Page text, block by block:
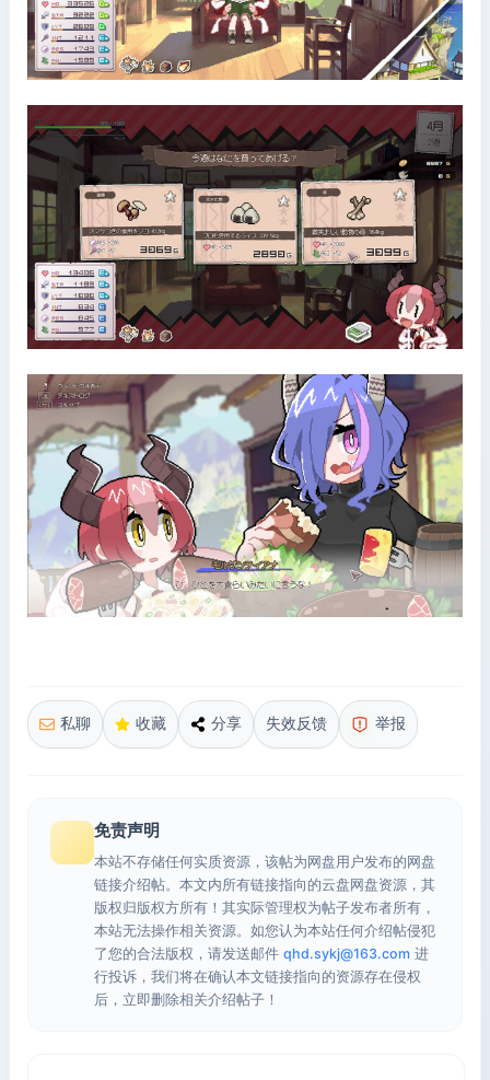
私聊 收藏 分享 失效反馈 举报
免责声明
本站不存储任何实质资源，该帖为网盘用户发布的网盘
链接介绍帖。本文内所有链接指向的云盘网盘资源，其
版权归版权方所有！其实际管理权为帖子发布者所有，
本站无法操作相关资源。如您认为本站任何介绍帖侵犯
了您的合法版权，请发送邮件 qhd.sykj@163.com 进
行投诉，我们将在确认本文链接指向的资源存在侵权
后，立即删除相关介绍帖子！